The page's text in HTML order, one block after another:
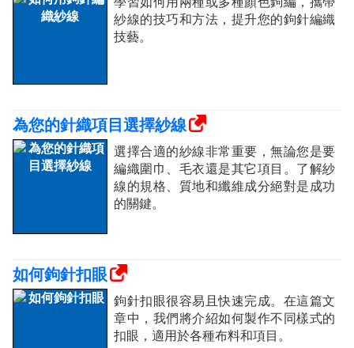
紗線的技巧和方法，提升您的鉤針編織
技藝。
為您的針織項目選擇紗線
選擇合適的紗線非常重要，無論您是要
編織圍巾、毛衣還是其它項目。了解紗
線的規格、質地和纖維成分絕對是成功
的關鍵。
如何鉤針扣眼
鉤針扣眼很容易且快速完成。在這篇文
章中，我們將介紹如何製作不同樣式的
扣眼，適用於各種布料和項目。